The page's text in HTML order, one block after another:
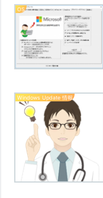
OS
Windows Update 情報